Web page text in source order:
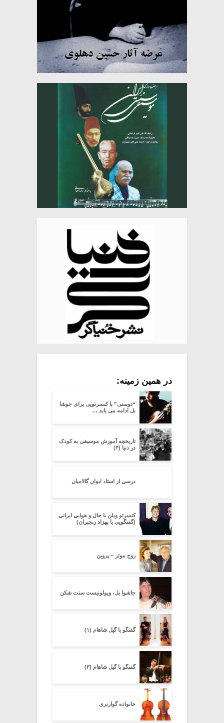
در همین زمینه:
“دوستی” با کنسرتویی برای جوشا
بل ادامه می یابد …
تاریخچه آموزش موسیقی به کودک
در دنیا (۴)
درسی از استاد ایوان گالامیان
کنسرتو ویلن با حال و هوایی ایرانی
(گفتگویی با بهزاد رنجبران)
زوج موتر – پروین
جاشوا بل، ویولونیست سنت شکن
گفتگو با گیل شاهام (۱)
گفتگو با گیل شاهام (۳)
خانواده گوارنری